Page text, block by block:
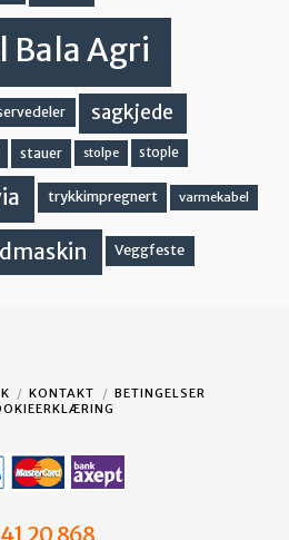
Bala Agri
sagkjede
stauer stolpe stople
trykkimpregnert varmekabel
Veggfeste
KONTAKT
BETINGELSER
20 868